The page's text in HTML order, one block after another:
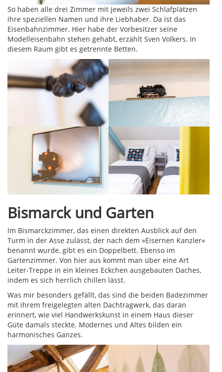
So haben alle drei Zimmer mit jeweils zwei Schlafplätzen
ihre speziellen Namen und ihre Liebhaber. Da ist das
Eisenbahnzimmer. Hier habe der Vorbesitzer seine
Modelleisenbahn stehen gehabt, erzählt Sven Volkers. In
diesem Raum gibt es getrennte Betten.
Bismarck und Garten
Im Bismarckzimmer, das einen direkten Ausblick auf den
Turm in der Asse zulässt, der nach dem »Eisernen Kanzler«
benannt wurde, gibt es ein Doppelbett. Ebenso im
Gartenzimmer. Von hier aus kommt man über eine Art
Leiter-Treppe in ein kleines Eckchen ausgebauten Daches,
indem es sich herrlich chillen lässt.
Was mir besonders gefällt, das sind die beiden Badezimmer
mit ihrem freigelegten alten Dachtragwerk, das daran
erinnert, wie viel Handwerkskunst in einem Haus dieser
Güte damals steckte. Modernes und Altes bilden ein
harmonisches Ganzes.